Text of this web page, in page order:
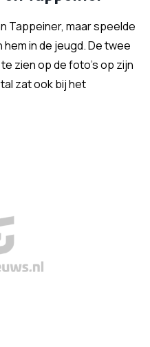
Tappeiner, maar speelde
in de jeugd. De twee
zien op de foto's op zijn
zat ook bij het